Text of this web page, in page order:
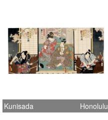
Kunisada Honolulu